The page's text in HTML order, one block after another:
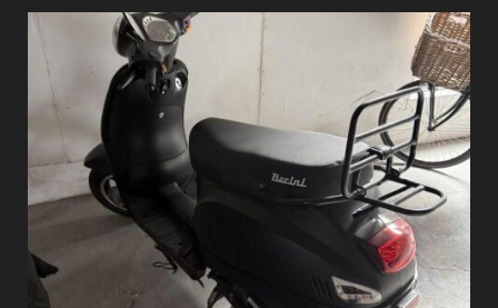
SCOOTER